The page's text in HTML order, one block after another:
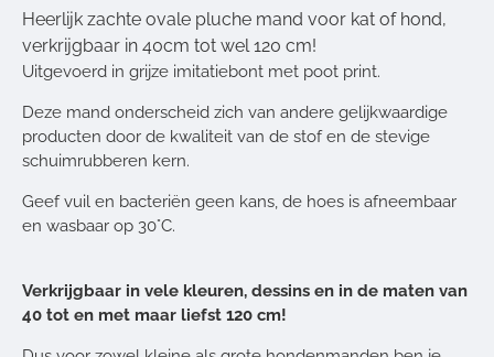
Heerlijk zachte ovale pluche mand voor kat of hond,
verkrijgbaar in 40cm tot wel 120 cm!
Uitgevoerd in grijze imitatiebont met poot print.
Deze mand onderscheid zich van andere gelijkwaardige
producten door de kwaliteit van de stof en de stevige
schuimrubberen kern.
Geef vuil en bacteriën geen kans, de hoes is afneembaar
en wasbaar op 30°C.
Verkrijgbaar in vele kleuren, dessins en in de maten van
40 tot en met maar liefst 120 cm!